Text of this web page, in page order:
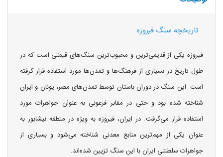
تاریخچه سنگ فیروزه
فیروزه یکی از قدیمی‌ترین و محبوب‌ترین سنگ‌های قیمتی است که در
طول تاریخ در بسیاری از فرهنگ‌ها و تمدن‌ها مورد استفاده قرار گرفته
است. این سنگ در دوران باستان توسط تمدن‌های مصر، یونان و ایران
شناخته شده بود و حتی در مقابر فرعونی به عنوان جواهرات مورد
استفاده قرار می‌گرفت. در ایران، فیروزه به ویژه در منطقه نیشابور به
عنوان یکی از مهم‌ترین منابع معدنی شناخته می‌شود و بسیاری از
جواهرات سلطنتی ایران با این سنگ تزیین شده‌اند.